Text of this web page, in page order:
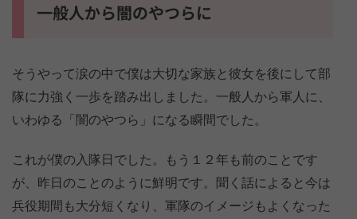
一般人から闇のやつらに
そうやって涙の中で僕は大切な家族と彼女を後にして部
隊に力強く一歩を踏み出しました。一般人から軍人に、
いわゆる「闇のやつら」になる瞬間でした。
これが僕の入隊日でした。もう１２年も前のことです
が、昨日のことのように鮮明です。聞く話によると今は
兵役期間も大分短くなり、軍隊のイメージもよくなった